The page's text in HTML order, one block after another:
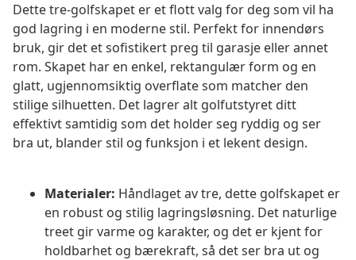
Dette tre-golfskapet er et flott valg for deg som vil ha
god lagring i en moderne stil. Perfekt for innendørs
bruk, gir det et sofistikert preg til garasje eller annet
rom. Skapet har en enkel, rektangulær form og en
glatt, ugjennomsiktig overflate som matcher den
stilige silhuetten. Det lagrer alt golfutstyret ditt
effektivt samtidig som det holder seg ryddig og ser
bra ut, blander stil og funksjon i et lekent design.
Materialer: Håndlaget av tre, dette golfskapet er
en robust og stilig lagringsløsning. Det naturlige
treet gir varme og karakter, og det er kjent for
holdbarhet og bærekraft, så det ser bra ut og